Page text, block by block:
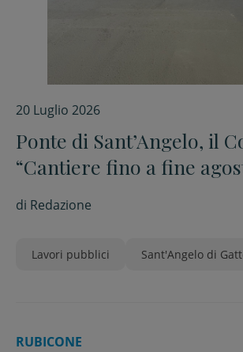
20 Luglio 2026
Ponte di Sant’Angelo, il
“Cantiere fino a fine
di Redazione
Lavori pubblici Sant'Angelo di
RUBICONE